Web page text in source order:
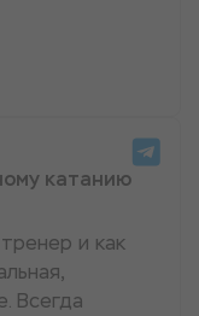
катанию
и как
Всегда